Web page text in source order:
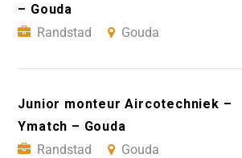
– Gouda
Randstad
Gouda
Junior monteur Aircotechniek –
Ymatch – Gouda
Randstad
Gouda